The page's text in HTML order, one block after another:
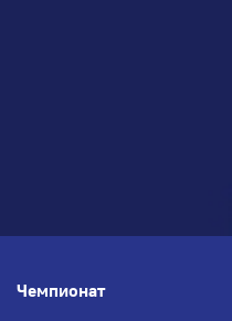
Чемпионат